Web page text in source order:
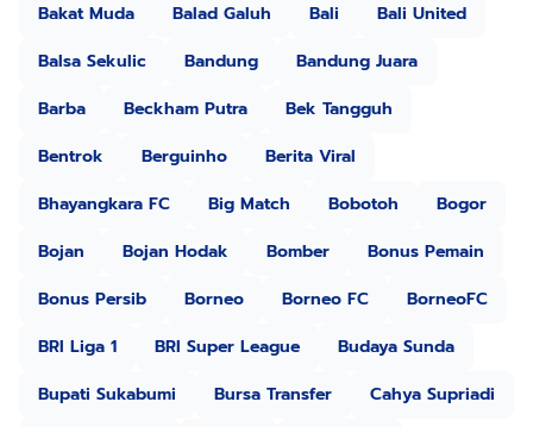
Bakat Muda
Balad Galuh Bali
Bali United
Balsa Sekulic
Bandung
Bandung Juara
Barba
Beckham Putra
Bek Tangguh
Bentrok
Berguinho
Berita Viral
Bhayangkara FC
Big Match Bobotoh
Bogor
Bojan
Bojan Hodak Bomber
Bonus Pemain
Bonus Persib
Borneo Borneo FC
BorneoFC
BRI Liga 1
BRI Super League
Budaya Sunda
Bupati Sukabumi
Bursa Transfer Cahya Supriadi